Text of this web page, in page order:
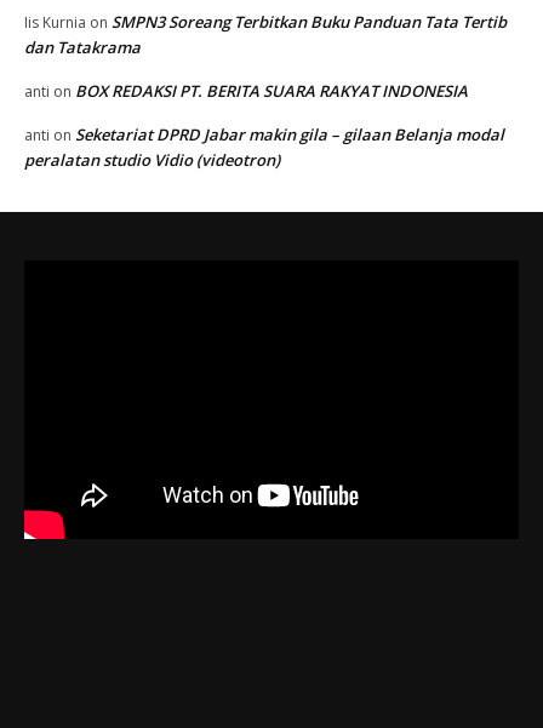
Iis Kurnia on SMPN3 Soreang Terbitkan Buku Panduan Tata Tertib
dan Tatakrama
anti on BOX REDAKSI PT. BERITA SUARA RAKYAT INDONESIA
anti on Seketariat DPRD Jabar makin gila – gilaan Belanja modal
peralatan studio Vidio (videotron)